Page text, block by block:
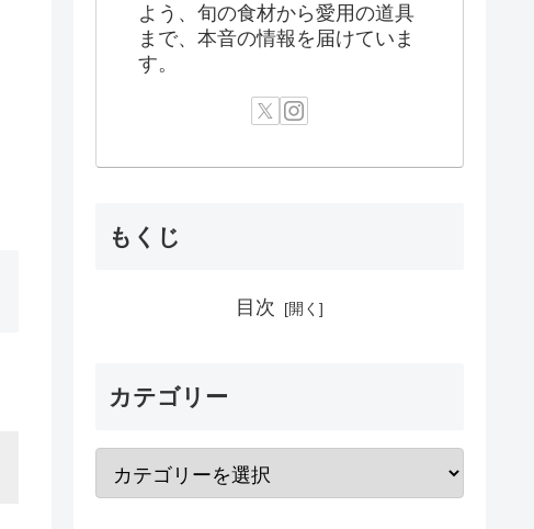
よう、旬の食材から愛用の道具
まで、本音の情報を届けていま
す。
もくじ
目次
カテゴリー